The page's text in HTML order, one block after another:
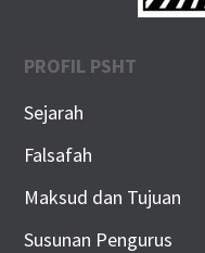
PROFIL PSHT
Sejarah
Falsafah
Maksud dan Tujuan
Susunan Pengurus